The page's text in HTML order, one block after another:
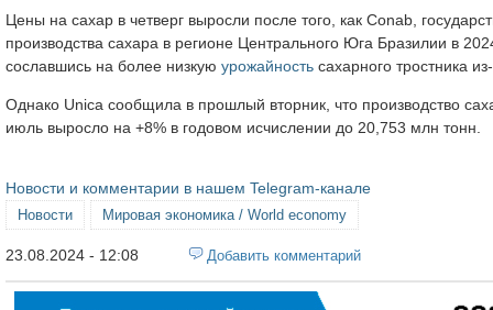
Цены на сахар в четверг выросли после того, как Conab,
производства сахара в регионе Центрального Юга Бразилии в
сославшись на более низкую урожайность сахарного тростника
Однако Unica сообщила в прошлый вторник, что производство
июль выросло на +8% в годовом исчислении до 20,753 млн тонн.
Новости и комментарии в нашем Telegram-канале
Новости Мировая экономика / World economy
23.08.2024 - 12:08 Добавить комментарий